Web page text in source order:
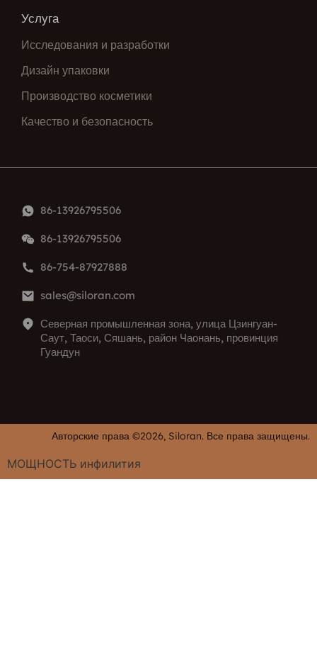
Услуга
Исследования и разработки
Дизайн упаковки
Производство косметики
Качество и безопасность
86-13926795506
86-13926795506
86-754-87927888
sales@siloran.com
Северная промышленная зона, улица Цзингуан-
Саут, Таоси, Сяшань, район Чаонань, провинция
Гуандун
Авторские права ©2026, Siloran. Все права защищены.
МОЩНОСТЬ инфилития